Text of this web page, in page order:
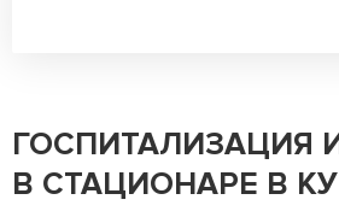
ГОСПИТАЛИЗАЦИЯ
В СТАЦИОНАРЕ В